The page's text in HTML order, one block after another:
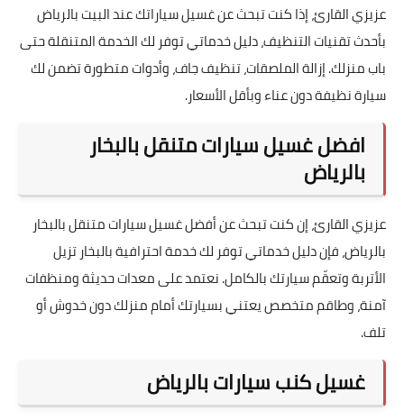
عزيزي القارئ، إذا كنت تبحث عن غسيل سياراتك عند البيت بالرياض
بأحدث تقنيات التنظيف، دليل خدماتي توفر لك الخدمة المتنقلة حتى
باب منزلك. إزالة الملصقات، تنظيف جاف، وأدوات متطورة تضمن لك
سيارة نظيفة دون عناء وبأقل الأسعار.
افضل غسيل سيارات متنقل بالبخار
بالرياض
عزيزي القارئ، إن كنت تبحث عن أفضل غسيل سيارات متنقل بالبخار
بالرياض، فإن دليل خدماتي توفر لك خدمة احترافية بالبخار تزيل
الأتربة وتعقّم سيارتك بالكامل. نعتمد على معدات حديثة ومنظفات
آمنة، وطاقم متخصص يعتني بسيارتك أمام منزلك دون خدوش أو
تلف.
غسيل كنب سيارات بالرياض